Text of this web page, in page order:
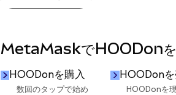
MetaMaskでHOODonを
HOODonを購入
数回のタップで始め
HOODon
HOODonを